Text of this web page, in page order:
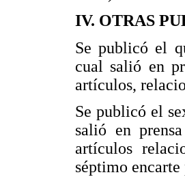
IV. OTRAS
Se publicó el
cual salió en
artículos,
Se publicó el
salió en
artículos
séptimo encarte